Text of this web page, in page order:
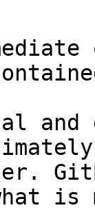
and